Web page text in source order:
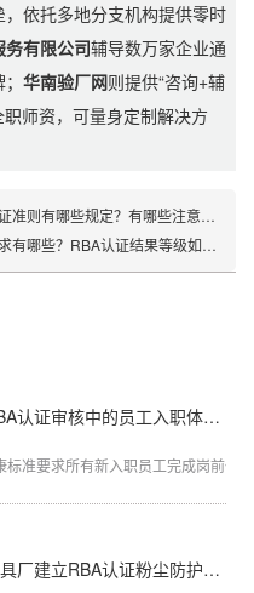
依托多地分支机构提供零时
务有限公司辅导数万家企业通
；华南验厂网则提供“咨询+辅
师资，可量身定制解决方
有哪些规定？有哪些注意事项？
些？RBA认证结果等级如何划分？
深圳创思维企业处理RBA认证审核中的员工入职体检缺失
准要求所有新入职员工完成岗前体
深圳创思维企业辅导玩具厂建立RBA认证粉尘防护体系